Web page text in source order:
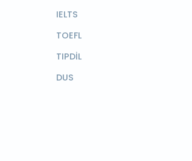
IELTS
TOEFL
TIPDİL
DUS